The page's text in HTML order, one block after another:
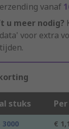
vanaf
u meer nodig?
voor extra
stuks
3000 €